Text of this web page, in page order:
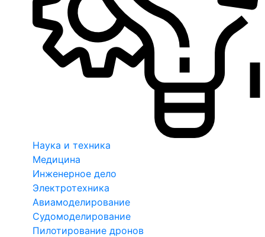
Наука и техника
Медицина
Инженерное дело
Электротехника
Авиамоделирование
Судомоделирование
Пилотирование дронов